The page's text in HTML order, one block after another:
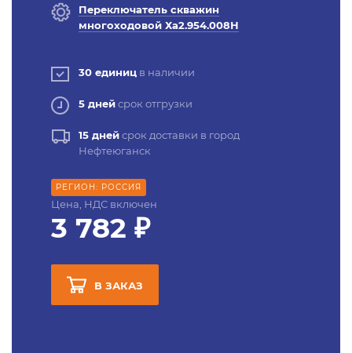
Переключатель скважин
многоходовой Ха2.954.008Н
30 единиц в наличии
5 днейсрок отгрузки
15 днейсрок доставки в город
Нефтеюганск
РЕГИОН: РОССИЯ
Цена, НДС включен
3 782 ₽
В ЗАКАЗ